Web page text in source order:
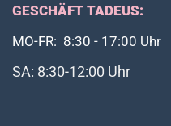
GESCHÄFT TADEUS:
MO-FR: 8:30 - 17:00 Uhr
SA: 8:30-12:00 Uhr